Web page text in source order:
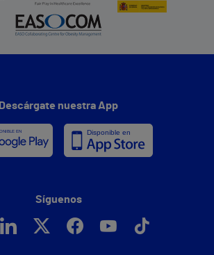
Descárgate nuestra App
Síguenos